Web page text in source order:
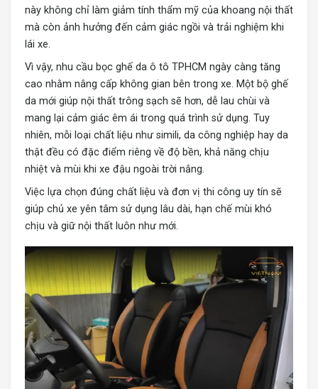
này không chỉ làm giảm tính thẩm mỹ của khoang nội thất
mà còn ảnh hưởng đến cảm giác ngồi và trải nghiệm khi
lái xe.
Vì vậy, nhu cầu bọc ghế da ô tô TPHCM ngày càng tăng
cao nhằm nâng cấp không gian bên trong xe. Một bộ ghế
da mới giúp nội thất trông sạch sẽ hơn, dễ lau chùi và
mang lại cảm giác êm ái trong quá trình sử dụng. Tuy
nhiên, mỗi loại chất liệu như simili, da công nghiệp hay da
thật đều có đặc điểm riêng về độ bền, khả năng chịu
nhiệt và mùi khi xe đậu ngoài trời nắng.
Việc lựa chọn đúng chất liệu và đơn vị thi công uy tín sẽ
giúp chủ xe yên tâm sử dụng lâu dài, hạn chế mùi khó
chịu và giữ nội thất luôn như mới.